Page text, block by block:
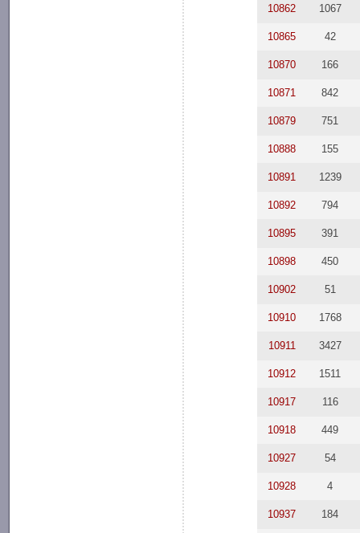
10862 1067
10865 42
10870 166
10871 842
10879 751
10888 155
10891 1239
10892 794
10895 391
10898 450
10902 51
10910 1768
10911 3427
10912 1511
10917 116
10918 449
10927 54
10928 4
10937 184